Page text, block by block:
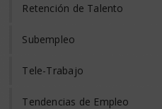
Retención de Talento
Subempleo
Tele-Trabajo
Tendencias de Empleo